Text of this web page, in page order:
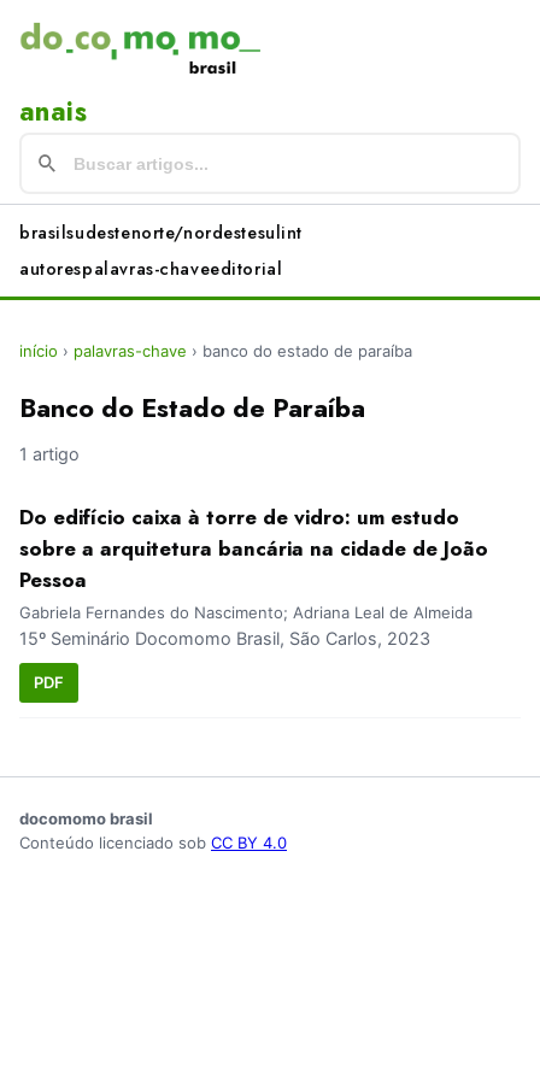
anais
brasilsudestenorte/nordestesulint
autorespalavras-chaveeditorial
início › palavras-chave › banco do estado de paraíba
Banco do Estado de Paraíba
1 artigo
Do edifício caixa à torre de vidro: um estudo
sobre a arquitetura bancária na cidade de João
Pessoa
Gabriela Fernandes do Nascimento; Adriana Leal de Almeida
15º Seminário Docomomo Brasil, São Carlos, 2023
PDF
docomomo brasil
Conteúdo licenciado sob CC BY 4.0